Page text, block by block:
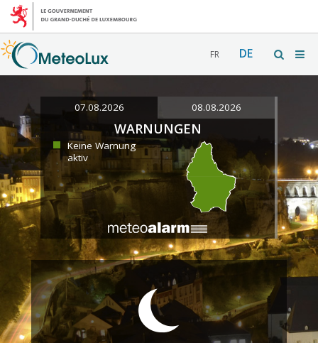
FR DE
07.08.2026 08.08.2026
WARNUNGEN
Keine Warnung
aktiv